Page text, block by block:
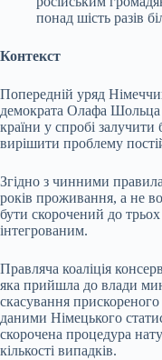
понад шість разів
Контекст
Попередній уряд
демократа Олафа Шольца
країни у спробі залучити
вирішити проблему
Згідно з чинними
років проживання, а не
бути скорочений до
інтегрованим.
Правляча коаліція
яка прийшла до влади
скасування
даними Німецького
скорочена процедура
кількості випадків.